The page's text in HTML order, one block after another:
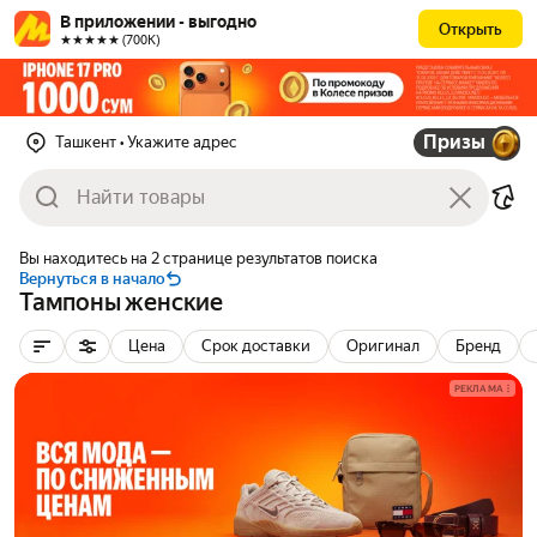
В приложении - выгодно
★★★★★ (700К)
Открыть
Ташкент • Укажите адрес Призы
Вы находитесь на 2 странице результатов поиска
Вернуться в начало
Тампоны женские
Цена Срок доставки Оригинал Бренд
РЕКЛАМА